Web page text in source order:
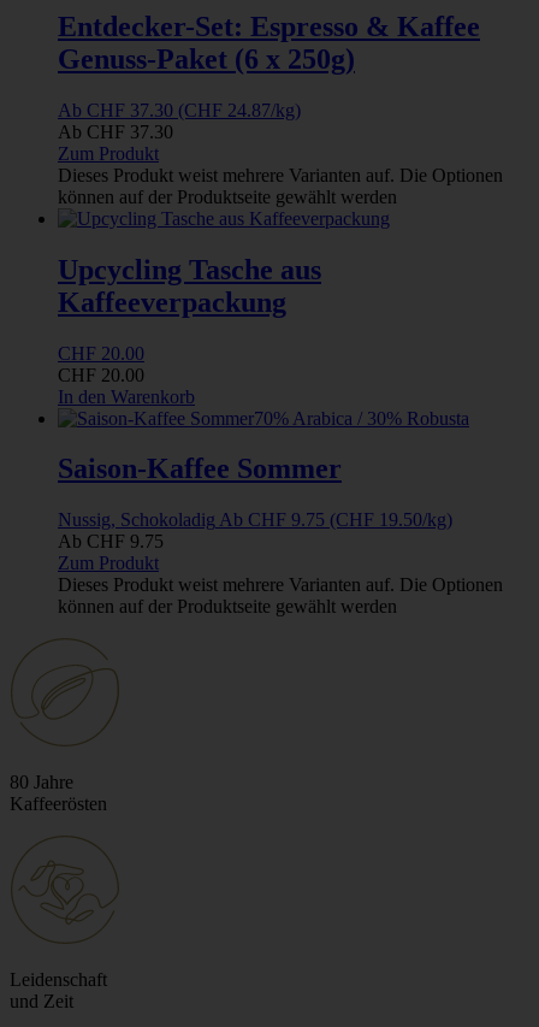
Entdecker-Set: Espresso & Kaffee
Genuss-Paket (6 x 250g)
Ab CHF 37.30 (CHF 24.87/kg)
Ab CHF 37.30
Zum Produkt
Dieses Produkt weist mehrere Varianten auf. Die Optionen
können auf der Produktseite gewählt werden
Upcycling Tasche aus
Kaffeeverpackung
CHF 20.00
CHF 20.00
In den Warenkorb
70% Arabica / 30% Robusta
Saison-Kaffee Sommer
Nussig, Schokoladig Ab CHF 9.75 (CHF 19.50/kg)
Ab CHF 9.75
Zum Produkt
Dieses Produkt weist mehrere Varianten auf. Die Optionen
können auf der Produktseite gewählt werden
80 Jahre
Kaffeerösten
Leidenschaft
und Zeit